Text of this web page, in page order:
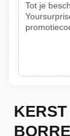
Tot je